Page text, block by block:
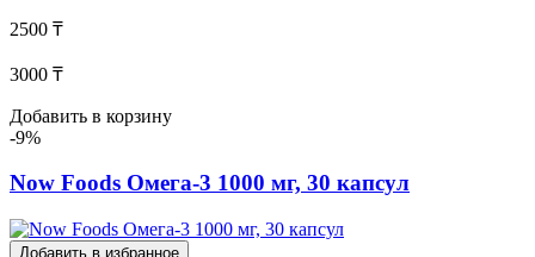
2500 ₸
3000 ₸
Добавить в корзину
-9%
Now Foods Омега-3 1000 мг, 30 капсул
Добавить в избранное